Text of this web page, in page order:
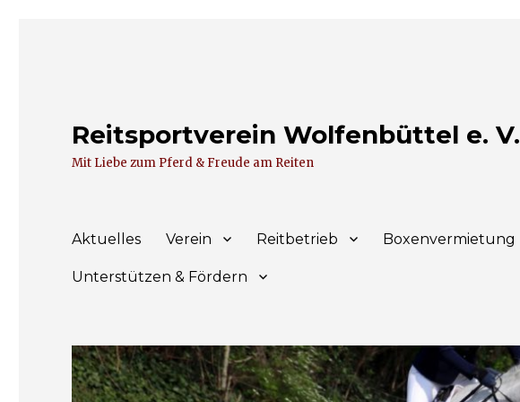
Reitsportverein Wolfenbüttel e. V.
Mit Liebe zum Pferd & Freude am Reiten
Aktuelles Verein Reitbetrieb Boxenvermietung
Unterstützen & Fördern